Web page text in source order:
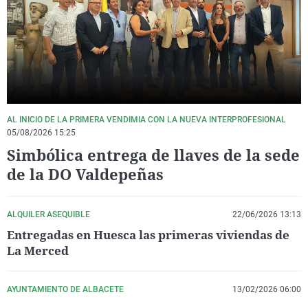
La rosa de los vientos
Gente viajera
Como el perro y el
Caso
Retornados
Equipo de
Operación Viuda
Extremadura
Galicia
La Rioja
País Vasco
Virales
Televisión
Elecciones
AL INICIO DE LA PRIMERA VENDIMIA CON LA NUEVA INTERPROFESIONAL
05/08/2026 15:25
Simbólica entrega de llaves de la sede
de la DO Valdepeñas
ALQUILER ASEQUIBLE 22/06/2026 13:13
Entregadas en Huesca las primeras viviendas de
La Merced
AYUNTAMIENTO DE ALBACETE 13/02/2026 06:00